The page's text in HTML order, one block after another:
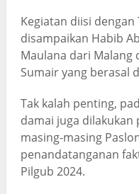
Kegiatan diisi dengan
disampaikan Habib
Maulana dari Malang
Sumair yang berasal
Tak kalah penting,
damai juga
masing-masing
penandatanganan
Pilgub 2024.